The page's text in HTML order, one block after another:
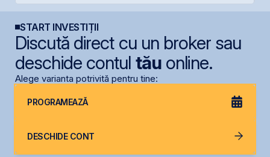
START INVESTIȚII
Discută direct cu un broker sau
deschide contul tăuonline.
Alege varianta potrivită pentru tine:
PROGRAMEAZĂ
DESCHIDE CONT